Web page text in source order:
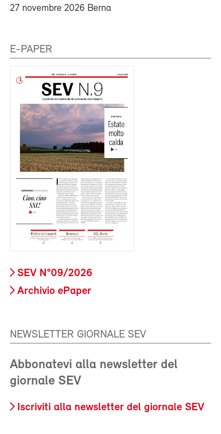
27 novembre 2026 Berna
E-PAPER
SEV N°09/2026
Archivio ePaper
NEWSLETTER GIORNALE SEV
Abbonatevi alla newsletter del
giornale SEV
Iscriviti alla newsletter del giornale SEV